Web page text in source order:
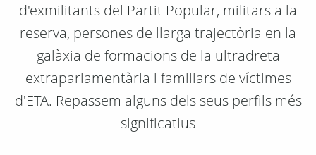
d'exmilitants del Partit Popular, militars a la
reserva, persones de llarga trajectòria en la
galàxia de formacions de la ultradreta
extraparlamentària i familiars de víctimes
d'ETA. Repassem alguns dels seus perfils més
significatius